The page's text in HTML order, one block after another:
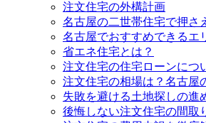
注文住宅の外構計画
名古屋の二世帯住宅で押さ
名古屋でおすすめできるエ
省エネ住宅とは？
注文住宅の住宅ローンにつ
注文住宅の相場は？名古屋
失敗を避ける土地探しの進
後悔しない注文住宅の間取